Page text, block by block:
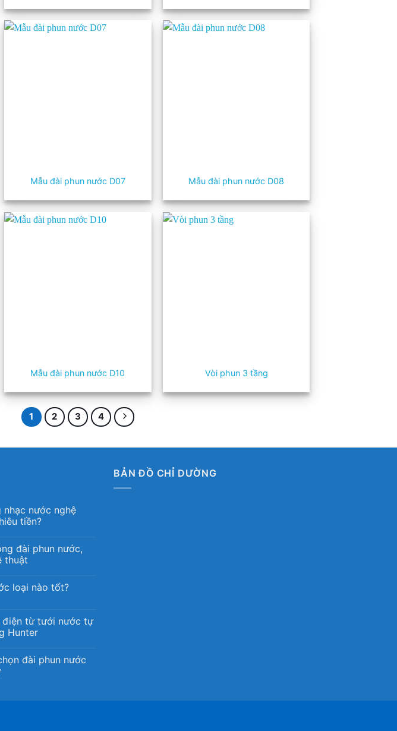
Mẫu đài phun nước D07 Mẫu đài phun nước D08
Mẫu đài phun nước D10 Vòi phun 3 tầng
1 2 3 4
nước nghệ
tiền?
đài phun nước,
thuật
loại nào tốt?
điện từ tưới nước tự
Hunter
đài phun nước
BẢN ĐỒ CHỈ DƯỜNG